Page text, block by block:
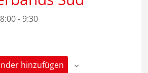
-9:30
hinzufügen